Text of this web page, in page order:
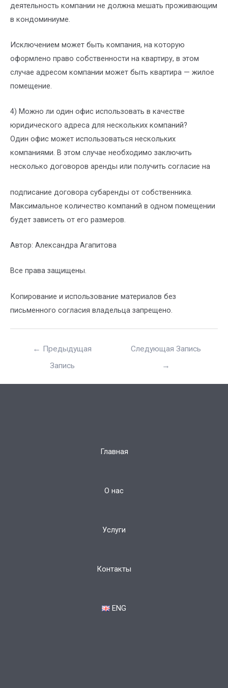
деятельность компании не должна мешать проживающим
в кондоминиуме.
Исключением может быть компания, на которую
оформлено право собственности на квартиру, в этом
случае адресом компании может быть квартира — жилое
помещение.
4) Можно ли один офис использовать в качестве
юридического адреса для нескольких компаний?
Один офис может использоваться нескольких
компаниями. В этом случае необходимо заключить
несколько договоров аренды или получить согласие на
подписание договора субаренды от собственника.
Максимальное количество компаний в одном помещении
будет зависеть от его размеров.
Автор: Александра Агапитова
Все права защищены.
Копирование и использование материалов без
письменного согласия владельца запрещено.
← Предыдущая
Запись
Следующая Запись
→
Главная
О нас
Услуги
Контакты
ENG